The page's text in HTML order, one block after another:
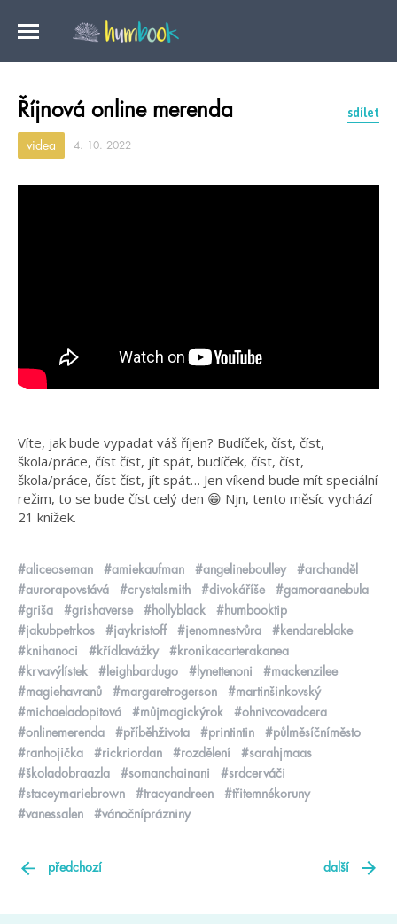
Říjnová online merenda sdílet
videa 4. 10. 2022
Víte, jak bude vypadat váš říjen? Budíček, číst, číst,
škola/práce, číst číst, jít spát, budíček, číst, číst,
škola/práce, číst číst, jít spát… Jen víkend bude mít speciální
režim, to se bude číst celý den 😁 Njn, tento měsíc vychází
21 knížek.
#aliceoseman #amiekaufman #angelineboulley
#archanděl
#aurorapovstává
#crystalsmith #divokáříše
#gamoraanebula
#griša
#grishaverse #hollyblack
#humbooktip
#jakubpetrkos
#jaykristoff #jenomnestvůra
#kendareblake
#knihanoci
#křídlavážky
#kronikacarterakanea
#krvavýlístek
#leighbardugo #lynettenoni
#mackenzilee
#magiehavranů
#margaretrogerson
#martinšinkovský
#michaeladopitová
#můjmagickýrok
#ohnivcovadcera
#onlinemerenda
#příběhživota #printintin
#půlměsíčníměsto
#ranhojička
#rickriordan #rozdělení
#sarahjmaas
#školadobraazla
#somanchainani
#srdcerváči
#staceymariebrown
#tracyandreen
#třitemnékoruny
#vanessalen
#vánočníprázniny
předchozí další